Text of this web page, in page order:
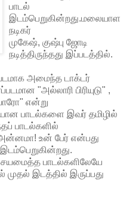
பாடல்
இடம்பெறுகின்றது.மலையாள
நடிகர்
முகேஷ், குஷ்பு ஜோடி
நடித்திருந்தது இப்படத்தில்.
அமைந்த டாக்டர்
"அல்லாரி பிரியுடு" ,
என்று
பாடல்களை இவர் தமிழில்
பாடல்களில்
உன் பேர் என்பது
பாடல்களிலேயே
முதல் இடத்தில் இருப்பது